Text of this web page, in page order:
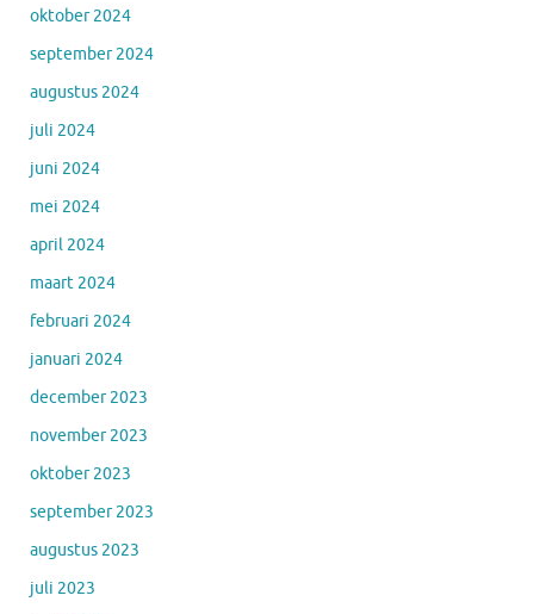
oktober 2024
september 2024
augustus 2024
juli 2024
juni 2024
mei 2024
april 2024
maart 2024
februari 2024
januari 2024
december 2023
november 2023
oktober 2023
september 2023
augustus 2023
juli 2023